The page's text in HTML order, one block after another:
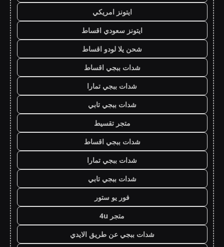
ايتونز امريكي
ايتونز سعودي اقساط
شحن يلا لودو اقساط
شدات ببجي اقساط
شدات ببجي تمارا
شدات ببجي تابي
متجر تقسيط
شدات ببجي اقساط
شدات ببجي تمارا
شدات ببجي تابي
فور يو ستور
متجر 4u
شدات ببجي عن طريق الايدي